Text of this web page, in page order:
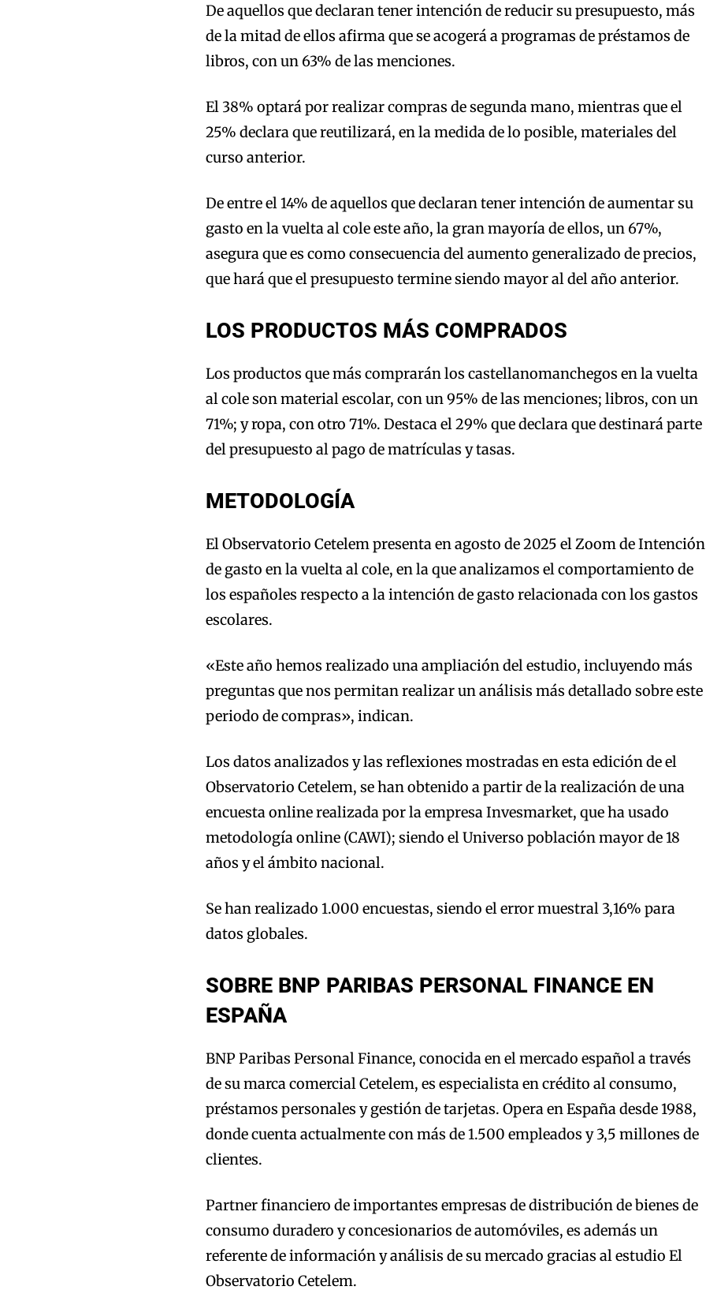
De aquellos que declaran tener intención de reducir su presupuesto, más
de la mitad de ellos afirma que se acogerá a programas de préstamos de
libros, con un 63% de las menciones.
El 38% optará por realizar compras de segunda mano, mientras que el
25% declara que reutilizará, en la medida de lo posible, materiales del
curso anterior.
De entre el 14% de aquellos que declaran tener intención de aumentar su
gasto en la vuelta al cole este año, la gran mayoría de ellos, un 67%,
asegura que es como consecuencia del aumento generalizado de precios,
que hará que el presupuesto termine siendo mayor al del año anterior.
LOS PRODUCTOS MÁS COMPRADOS
Los productos que más comprarán los castellanomanchegos en la vuelta
al cole son material escolar, con un 95% de las menciones; libros, con un
71%; y ropa, con otro 71%. Destaca el 29% que declara que destinará parte
del presupuesto al pago de matrículas y tasas.
METODOLOGÍA
El Observatorio Cetelem presenta en agosto de 2025 el Zoom de Intención
de gasto en la vuelta al cole, en la que analizamos el comportamiento de
los españoles respecto a la intención de gasto relacionada con los gastos
escolares.
«Este año hemos realizado una ampliación del estudio, incluyendo más
preguntas que nos permitan realizar un análisis más detallado sobre este
periodo de compras», indican.
Los datos analizados y las reflexiones mostradas en esta edición de el
Observatorio Cetelem, se han obtenido a partir de la realización de una
encuesta online realizada por la empresa Invesmarket, que ha usado
metodología online (CAWI); siendo el Universo población mayor de 18
años y el ámbito nacional.
Se han realizado 1.000 encuestas, siendo el error muestral 3,16% para
datos globales.
SOBRE BNP PARIBAS PERSONAL FINANCE EN
ESPAÑA
BNP Paribas Personal Finance, conocida en el mercado español a través
de su marca comercial Cetelem, es especialista en crédito al consumo,
préstamos personales y gestión de tarjetas. Opera en España desde 1988,
donde cuenta actualmente con más de 1.500 empleados y 3,5 millones de
clientes.
Partner financiero de importantes empresas de distribución de bienes de
consumo duradero y concesionarios de automóviles, es además un
referente de información y análisis de su mercado gracias al estudio El
Observatorio Cetelem.